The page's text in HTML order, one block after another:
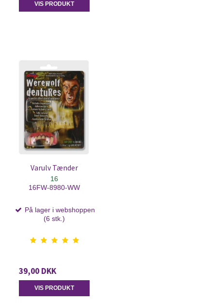
VIS PRODUKT
Varulv Tænder
16
16FW-8980-WW
På lager i webshoppen
(6 stk.)
39,00 DKK
VIS PRODUKT